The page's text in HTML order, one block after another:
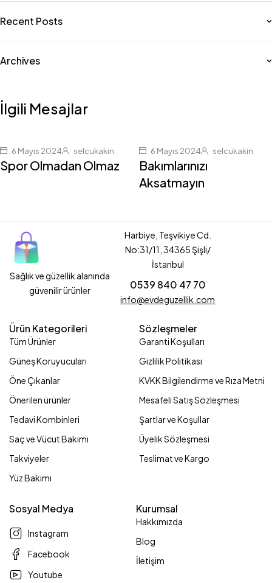
Recent Posts
Archives
İlgili Mesajlar
6 Mayıs 2024 selcukakin
Spor Olmadan Olmaz
6 Mayıs 2024 selcukakin
Bakımlarınızı
Aksatmayın
Sağlık ve güzellik alanında
güvenilir ürünler
Harbiye, Teşvikiye Cd.
No:31/11, 34365 Şişli/
İstanbul
0539 840 47 70
info@evdeguzellik.com
Kurumsal
Hakkımızda
Blog
İletişim
Ürün Kategorileri
Tüm Ürünler
Güneş Koruyucuları
Öne Çıkanlar
Önerilen ürünler
Tedavi Kombinleri
Saç ve Vücut Bakımı
Takviyeler
Yüz Bakımı
Sözleşmeler
Garanti Koşulları
Gizlilik Politikası
KVKK Bilgilendirme ve Rıza Metni
Mesafeli Satış Sözleşmesi
Şartlar ve Koşullar
Üyelik Sözleşmesi
Teslimat ve Kargo
Sosyal Medya
Instagram
Facebook
Youtube